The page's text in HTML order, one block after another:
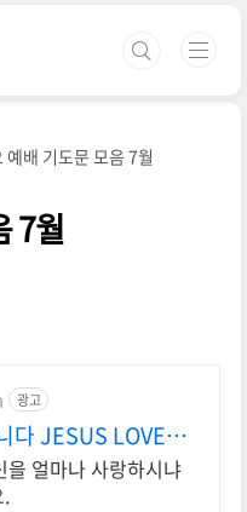
예배 기도문 모음 7월
7월
광고
다 JESUS LOVES
얼마나 사랑하시냐
.